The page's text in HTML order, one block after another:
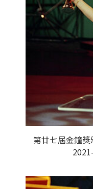
第廿七屆金鐘獎